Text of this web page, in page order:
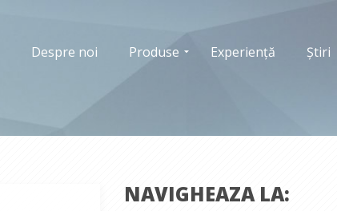
Despre noi Produse Experiență Știri
NAVIGHEAZA LA: